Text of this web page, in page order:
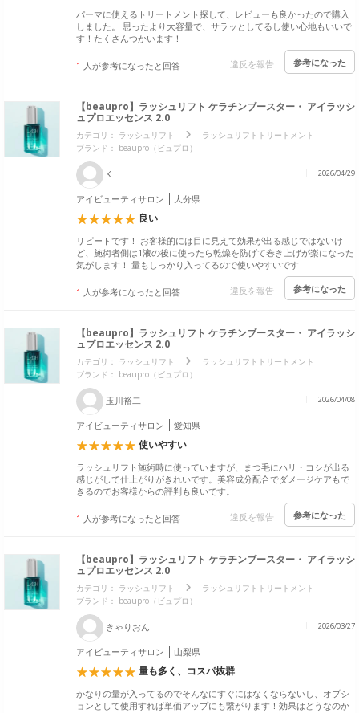
パーマに使えるトリートメント探して、レビューも良かったので購入
しました。 思ったより大容量で、サラッとしてるし使い心地もいいで
す！たくさんつかいます！
1 人が参考になったと回答 違反を報告 参考になった
【beaupro】ラッシュリフト ケラチンブースター・ アイラッシ
ュプロエッセンス 2.0
カテゴリ： ラッシュリフト
ラッシュリフトトリートメント
ブランド： beaupro（ビュプロ）
K 2026/04/29
アイビューティサロン 大分県
良い
リピートです！ お客様的には目に見えて効果が出る感じではないけ
ど、施術者側は1液の後に使ったら乾燥を防げて巻き上げが楽になった
気がします！ 量もしっかり入ってるので使いやすいです
1 人が参考になったと回答 違反を報告 参考になった
【beaupro】ラッシュリフト ケラチンブースター・ アイラッシ
ュプロエッセンス 2.0
カテゴリ： ラッシュリフト
ラッシュリフトトリートメント
ブランド： beaupro（ビュプロ）
玉川裕二 2026/04/08
アイビューティサロン 愛知県
使いやすい
ラッシュリフト施術時に使っていますが、まつ毛にハリ・コシが出る
感じがして仕上がりがきれいです。美容成分配合でダメージケアもで
きるのでお客様からの評判も良いです。
1 人が参考になったと回答 違反を報告 参考になった
【beaupro】ラッシュリフト ケラチンブースター・ アイラッシ
ュプロエッセンス 2.0
カテゴリ： ラッシュリフト
ラッシュリフトトリートメント
ブランド： beaupro（ビュプロ）
きゃりおん 2026/03/27
アイビューティサロン 山梨県
量も多く、コスパ抜群
かなりの量が入ってるのでそんなにすぐにはなくならないし、オプシ
ョンとして使用すれば単価アップにも繋がります！効果はどうなのか